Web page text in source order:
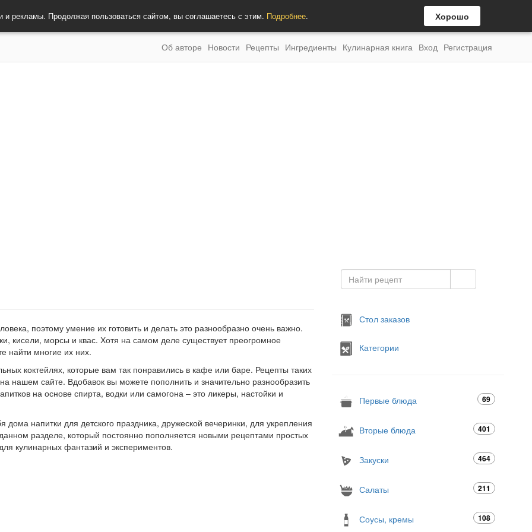
рекламы. Продолжая пользоваться сайтом, вы соглашаетесь с этим. Подробнее. Хорошо
Об авторе Новости Рецепты Ингредиенты Кулинарная книга Вход Регистрация
поэтому умение их готовить и делать это разнообразно очень важно.
кисели, морсы и квас. Хотя на самом деле существует преогромное
найти многие их них.
коктейлях, которые вам так понравились в кафе или баре. Рецепты таких
нашем сайте. Вдобавок вы можете пополнить и значительно разнообразить
на основе спирта, водки или самогона – это ликеры, настойки и
напитки для детского праздника, дружеской вечеринки, для укрепления
разделе, который постоянно пополняется новыми рецептами простых
кулинарных фантазий и экспериментов.
Стол заказов
Категории
Первые блюда 69
Вторые блюда 401
Закуски 464
Салаты 211
Соусы, кремы 108